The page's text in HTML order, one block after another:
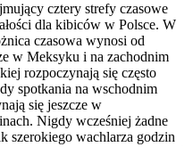
cztery strefy czasowe
dla kibiców w Polsce. W
czasowa wynosi od
w Meksyku i na zachodnim
rozpoczynają się często
spotkania na wschodnim
się jeszcze w
Nigdy wcześniej żadne
szerokiego wachlarza godzin